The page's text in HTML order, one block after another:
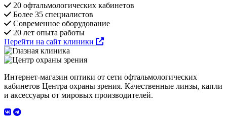
20 офтальмологических кабинетов
Более 35 специалистов
Современное оборудование
20 лет опыта работы
Перейти на сайт клиники
Интернет-магазин оптики от сети офтальмологических
кабинетов Центра охраны зрения. Качественные линзы, капли
и аксессуары от мировых производителей.